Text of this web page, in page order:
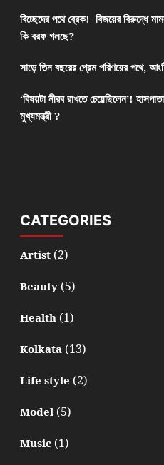
বিচ্ছেদের পথে ব্রেক! বিজয়ের বিরুদ্ধে
কি বরফ গলছে?
সাড়ে তিন বছরের প্রেম পরিণয়ের পথে,
‘বিষয়টা নীরব রাখতে চেয়েছিলেন’!
মুখ্যমন্ত্রী ?
CATEGORIES
Artist(2)
Beauty(5)
Health(1)
Kolkata(13)
Life style (2)
Model(5)
Music(1)